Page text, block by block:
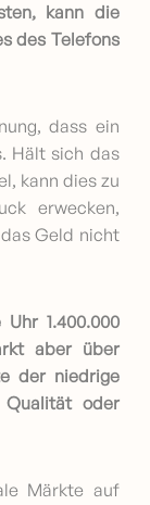
kann die
des Telefons
dass ein
Hält sich das
kann dies zu
erwecken,
Geld nicht
1.400.000
aber über
der niedrige
oder
Märkte auf